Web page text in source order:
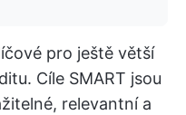
pro ještě větší
Cíle SMART jsou
relevantní a